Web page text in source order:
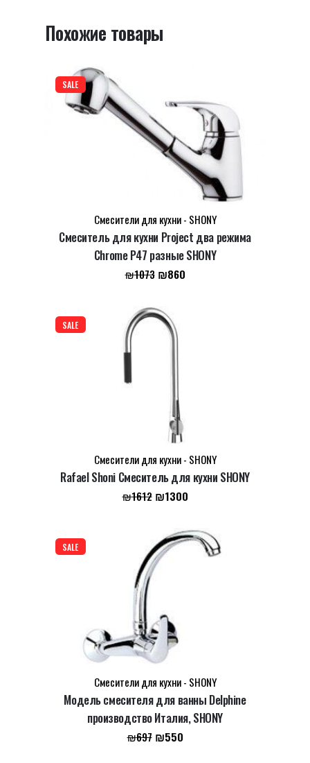
Оцените этот товар: *
Сохранить моё имя, email и адрес сайта в этом
браузере для последующих моих комментариев.
Похожие товары
SALE
Смесители для кухни - SHONY
Смеситель для кухни Project два режима
Chrome P47 разные SHONY
₪1073 Первоначальная
составляла
₪1073.
₪860Текущая
SALE
Смесители для кухни - SHONY
Rafael Shoni Смеситель для кухни SHONY
₪1612 Первоначальная
составляла
₪1612.
₪1300Текущая
₪1300.
SALE
Смесители для кухни - SHONY
Модель смесителя для ванны Delphine
производство Италия, SHONY
₪697 Первоначальная
₪550Текущая